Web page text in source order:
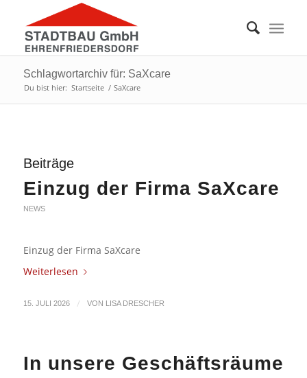
Schlagwortarchiv für: SaXcare
Du bist hier: Startseite / SaXcare
Beiträge
Einzug der Firma SaXcare
NEWS
Einzug der Firma SaXcare
Weiterlesen
15. JULI 2026 / VON LISA DRESCHER
In unsere Geschäftsräume